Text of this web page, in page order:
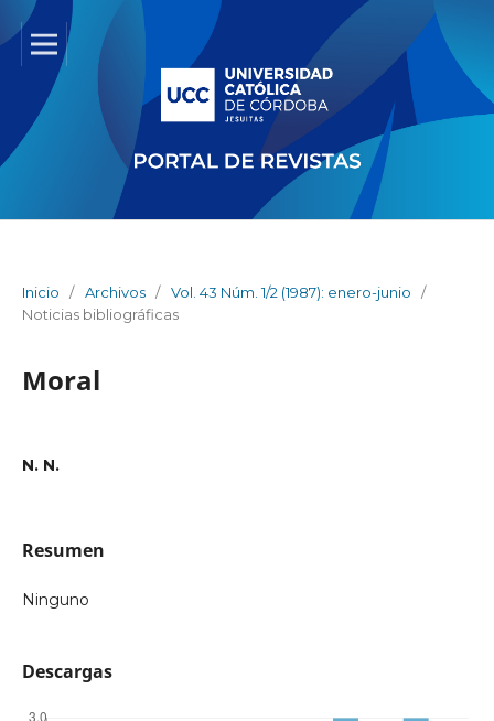
Inicio / Archivos / Vol. 43 Núm. 1/2 (1987): enero-junio
/
Noticias bibliográficas
Moral
N. N.
Resumen
Ninguno
Descargas